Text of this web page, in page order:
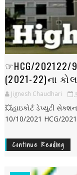
☞︎︎︎HCG/202122/
(2021-22)ના
Jignesh Chaudhari
💥હાઇકોર્ટ ડેપ્યુટી
10/10/2021 HCG/
Continue Reading